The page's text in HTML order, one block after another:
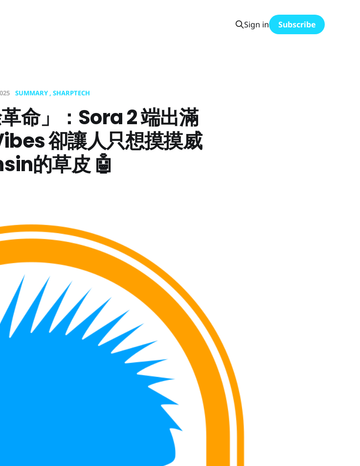
Sign in Subscribe
SUMMARY SHARPTECH
命」：Sora 2 端出滿
卻讓人只想摸摸威
的草皮 🤖